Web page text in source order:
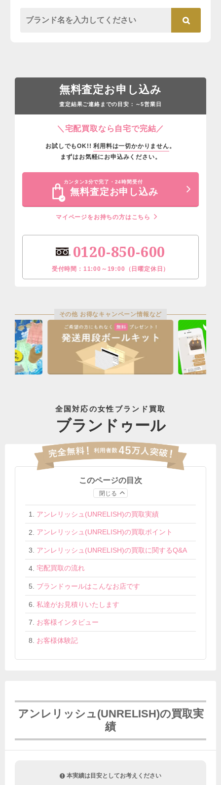
無料査定お申し込み
査定結果ご連絡までの目安： ～5営業日
＼宅配買取なら自宅で完結／
お試しでもOK!!利用料は一切かかりません。
まずはお気軽にお申込みください。
カンタン3分で完了・24時間受付
無料査定お申し込み
マイページをお持ちの方はこちら
0120-850-600
受付時間：11:00～19:00（日曜定休日）
その他 お得なキャンペーン情報など
全国対応の女性ブランド買取
ブランドゥール
このページの目次
閉じる
アンレリッシュ(UNRELISH)の買取実績
アンレリッシュ(UNRELISH)の買取ポイント
アンレリッシュ(UNRELISH)の買取に関するQ&A
宅配買取の流れ
ブランドゥールはこんなお店です
私達がお見積りいたします
お客様インタビュー
お客様体験記
アンレリッシュ(UNRELISH)の買取実
績
本実績は目安としてお考えください